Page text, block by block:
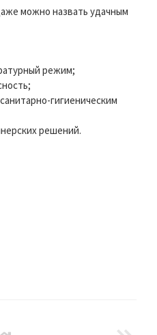
можно назвать удачным
режим;
гигиеническим
решений.